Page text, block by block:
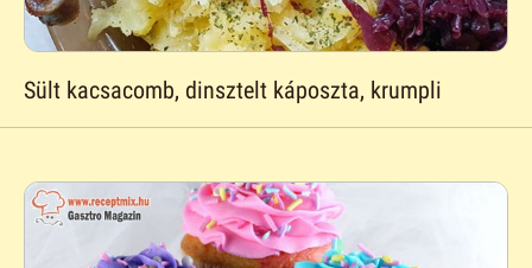
Sült kacsacomb, dinsztelt káposzta, krumpli